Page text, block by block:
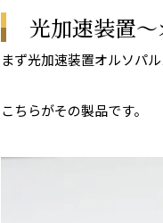
光加速装置
まず光加速装置オルソパ
こちらがその製品です。